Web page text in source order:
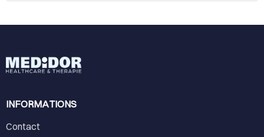
INFORMATIONS
Contact